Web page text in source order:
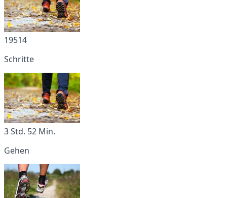
19514
Schritte
3 Std. 52 Min.
Gehen